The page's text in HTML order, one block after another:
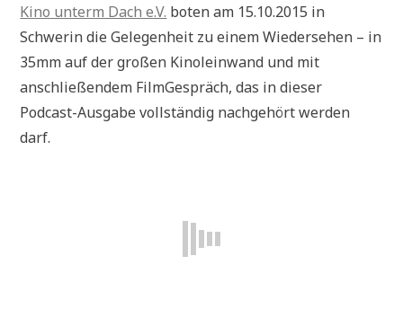
Kino unterm Dach e.V. boten am 15.10.2015 in
Schwerin die Gelegenheit zu einem Wiedersehen – in
35mm auf der großen Kinoleinwand und mit
anschließendem FilmGespräch, das in dieser
Podcast-Ausgabe vollständig nachgehört werden
darf.